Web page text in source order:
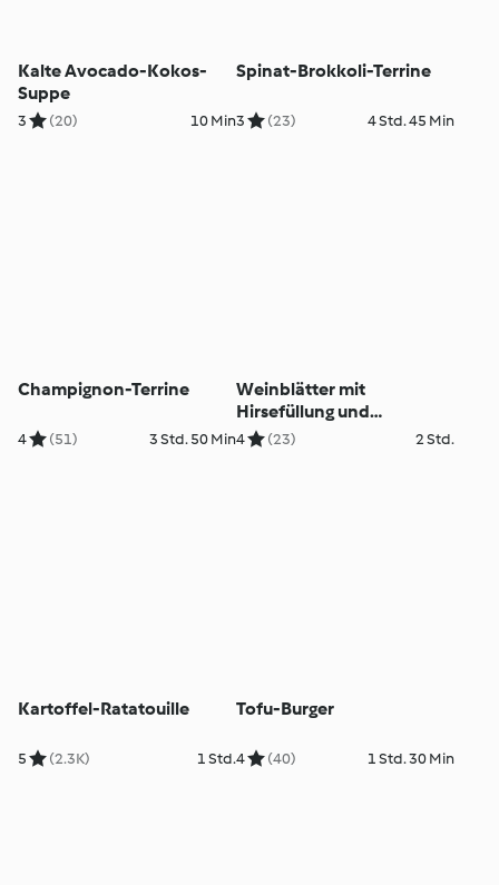
Kalte Avocado-Kokos-
Suppe
3 (20) 10 Min
Spinat-Brokkoli-Terrine
3 (23) 4 Std. 45 Min
Champignon-Terrine
4 (51) 3 Std. 50 Min
Weinblätter mit
Hirsefüllung und
Joghurtsauce
4 (23) 2 Std.
Kartoffel-Ratatouille
5 (2.3K) 1 Std.
Tofu-Burger
4 (40) 1 Std. 30 Min